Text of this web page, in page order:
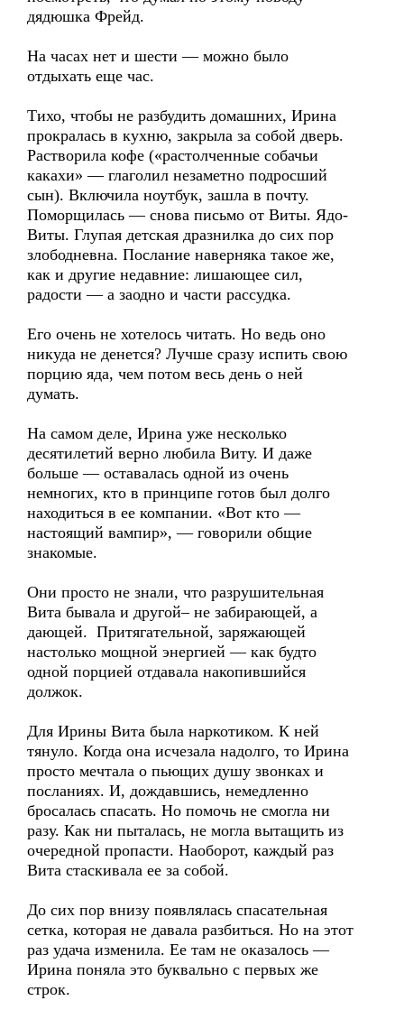
дядюшка Фрейд.
На часах нет и шести — можно было
отдыхать еще час.
Тихо, чтобы не разбудить домашних, Ирина
прокралась в кухню, закрыла за собой дверь.
Растворила кофе («растолченные собачьи
какахи» — глаголил незаметно подросший
сын). Включила ноутбук, зашла в почту.
Поморщилась — снова письмо от Виты. Ядо-
Виты. Глупая детская дразнилка до сих пор
злободневна. Послание наверняка такое же,
как и другие недавние: лишающее сил,
радости — а заодно и части рассудка.
Его очень не хотелось читать. Но ведь оно
никуда не денется? Лучше сразу испить свою
порцию яда, чем потом весь день о ней
думать.
На самом деле, Ирина уже несколько
десятилетий верно любила Виту. И даже
больше — оставалась одной из очень
немногих, кто в принципе готов был долго
находиться в ее компании. «Вот кто —
настоящий вампир», — говорили общие
знакомые.
Они просто не знали, что разрушительная
Вита бывала и другой– не забирающей, а
дающей. Притягательной, заряжающей
настолько мощной энергией — как будто
одной порцией отдавала накопившийся
должок.
Для Ирины Вита была наркотиком. К ней
тянуло. Когда она исчезала надолго, то Ирина
просто мечтала о пьющих душу звонках и
посланиях. И, дождавшись, немедленно
бросалась спасать. Но помочь не смогла ни
разу. Как ни пыталась, не могла вытащить из
очередной пропасти. Наоборот, каждый раз
Вита стаскивала ее за собой.
До сих пор внизу появлялась спасательная
сетка, которая не давала разбиться. Но на этот
раз удача изменила. Ее там не оказалось —
Ирина поняла это буквально с первых же
строк.